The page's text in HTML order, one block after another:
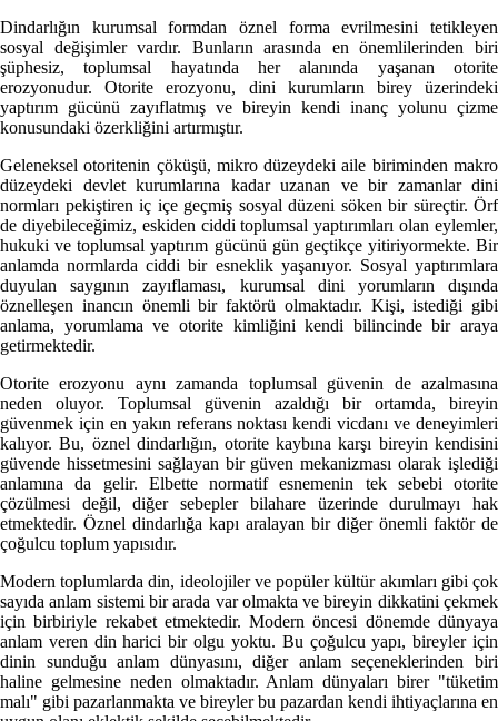
Dindarlığın kurumsal formdan öznel forma evrilmesini tetikleyen
sosyal değişimler vardır. Bunların arasında en önemlilerinden biri
şüphesiz, toplumsal hayatında her alanında yaşanan otorite
erozyonudur. Otorite erozyonu, dini kurumların birey üzerindeki
yaptırım gücünü zayıflatmış ve bireyin kendi inanç yolunu çizme
konusundaki özerkliğini artırmıştır.
Geleneksel otoritenin çöküşü, mikro düzeydeki aile biriminden makro
düzeydeki devlet kurumlarına kadar uzanan ve bir zamanlar dini
normları pekiştiren iç içe geçmiş sosyal düzeni söken bir süreçtir. Örf
de diyebileceğimiz, eskiden ciddi toplumsal yaptırımları olan eylemler,
hukuki ve toplumsal yaptırım gücünü gün geçtikçe yitiriyormekte. Bir
anlamda normlarda ciddi bir esneklik yaşanıyor. Sosyal yaptırımlara
duyulan saygının zayıflaması, kurumsal dini yorumların dışında
öznelleşen inancın önemli bir faktörü olmaktadır. Kişi, istediği gibi
anlama, yorumlama ve otorite kimliğini kendi bilincinde bir araya
getirmektedir.
Otorite erozyonu aynı zamanda toplumsal güvenin de azalmasına
neden oluyor. Toplumsal güvenin azaldığı bir ortamda, bireyin
güvenmek için en yakın referans noktası kendi vicdanı ve deneyimleri
kalıyor. Bu, öznel dindarlığın, otorite kaybına karşı bireyin kendisini
güvende hissetmesini sağlayan bir güven mekanizması olarak işlediği
anlamına da gelir. Elbette normatif esnemenin tek sebebi otorite
çözülmesi değil, diğer sebepler bilahare üzerinde durulmayı hak
etmektedir. Öznel dindarlığa kapı aralayan bir diğer önemli faktör de
çoğulcu toplum yapısıdır.
Modern toplumlarda din, ideolojiler ve popüler kültür akımları gibi çok
sayıda anlam sistemi bir arada var olmakta ve bireyin dikkatini çekmek
için birbiriyle rekabet etmektedir. Modern öncesi dönemde dünyaya
anlam veren din harici bir olgu yoktu. Bu çoğulcu yapı, bireyler için
dinin sunduğu anlam dünyasını, diğer anlam seçeneklerinden biri
haline gelmesine neden olmaktadır. Anlam dünyaları birer "tüketim
malı" gibi pazarlanmakta ve bireyler bu pazardan kendi ihtiyaçlarına en